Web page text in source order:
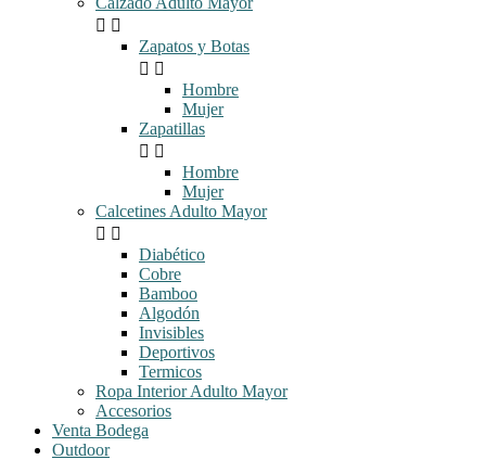
 
Zapatos y Botas
 
Hombre
Mujer
Zapatillas
 
Hombre
Mujer
Calcetines Adulto Mayor
 
Diabético
Cobre
Bamboo
Algodón
Invisibles
Deportivos
Termicos
Ropa Interior Adulto Mayor
Accesorios
Venta Bodega
Outdoor